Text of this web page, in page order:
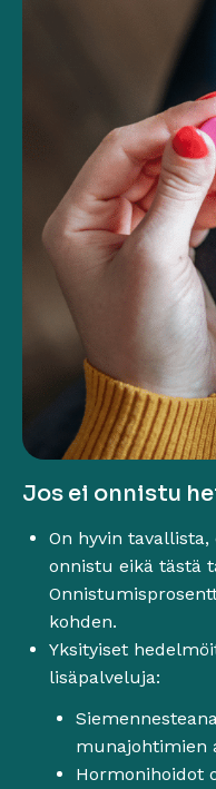
Jos ei onnistu
On hyvin
onnistu eikä tästä
kohden.
Yksityiset
lisäpalveluja:
munajohtimien
Hormonihoidot